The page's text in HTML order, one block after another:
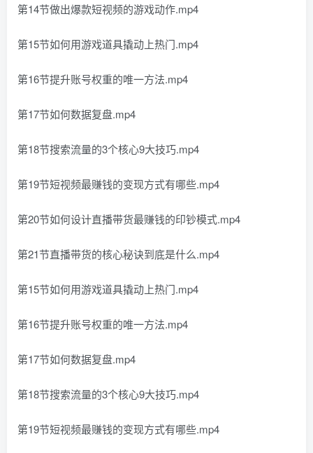
第14节做出爆款短视频的游戏动作.mp4
第15节如何用游戏道具撬动上热门.mp4
第16节提升账号权重的唯一方法.mp4
第17节如何数据复盘.mp4
第18节搜索流量的3个核心9大技巧.mp4
第19节短视频最赚钱的变现方式有哪些.mp4
第20节如何设计直播带货最赚钱的印钞模式.mp4
第21节直播带货的核心秘诀到底是什么.mp4
第15节如何用游戏道具撬动上热门.mp4
第16节提升账号权重的唯一方法.mp4
第17节如何数据复盘.mp4
第18节搜索流量的3个核心9大技巧.mp4
第19节短视频最赚钱的变现方式有哪些.mp4